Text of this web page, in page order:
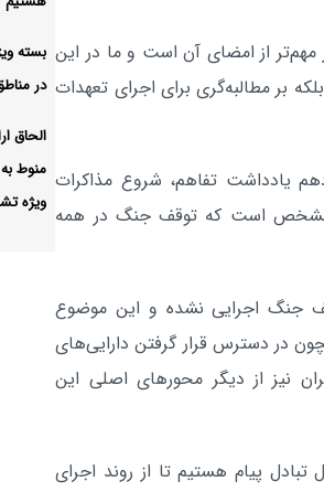
از امضای آن است و ما در این
بر مطالبه‌گری برای اجرای تعهدات
یادداشت تفاهم، شروع مذاکرات
مشخص است که توقف جنگ در همه
جنگ اجرایی نشده و این موضوع
در دسترس قرار گرفتن دارایی‌های
نیز از دیگر محورهای اصلی این
پیام هستیم تا از روند اجرای
سیاسی:
بسته
در
الحاق
منوط
ویژه